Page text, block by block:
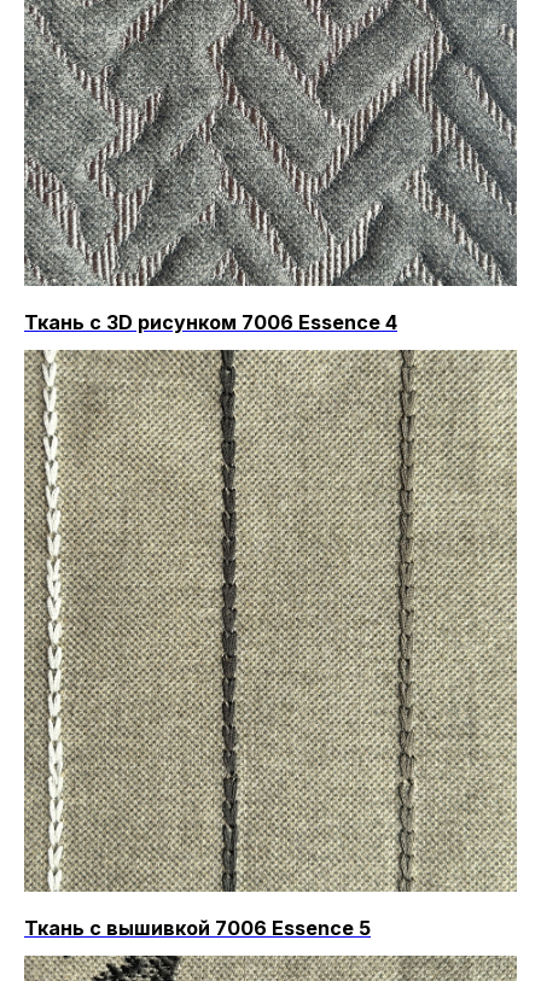
Ткань с 3D рисунком 7006 Essence 4
Ткань с вышивкой 7006 Essence 5